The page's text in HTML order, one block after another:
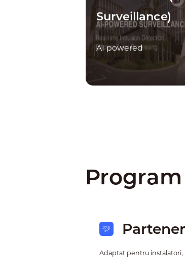
Surveillance)
AI powered
Adaptat pentru instalatori,